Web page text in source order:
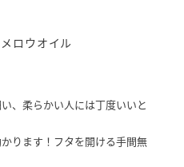
ロウオイル
、柔らかい人には丁度いいと
ります！フタを開ける手間無